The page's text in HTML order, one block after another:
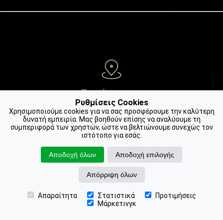
Ρυθμίσεις Cookies
Χρησιμοποιούμε cookies για να σας προσφέρουμε την καλύτερη
δυνατή εμπειρία. Μας βοηθούν επίσης να αναλύουμε τη
συμπεριφορά των χρηστών, ώστε να βελτιώνουμε συνεχώς τον
ιστότοπο για εσάς.
Αποδοχή όλων Αποδοχή επιλογής
Απόρριψη όλων
Απαραίτητα Στατιστικά
Προτιμήσεις
Μάρκετινγκ
📍 Βρείτε μας 📞 Ραντεβού
Βρείτε μας
Ιωάννη Κούσκουρα 3 (1ος όροφος)
54622, Κέντρο Θεσσαλονίκης
Καλέστε μας